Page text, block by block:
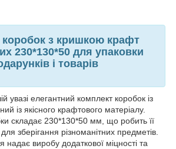
коробок з кришкою крафт
230*130*50 для упаковки
і товарів
увазі елегантний комплект коробок із
із якісного крафтового матеріалу.
складає 230*130*50 мм, що робить її
зберігання різноманітних предметів.
надає виробу додаткової міцності та